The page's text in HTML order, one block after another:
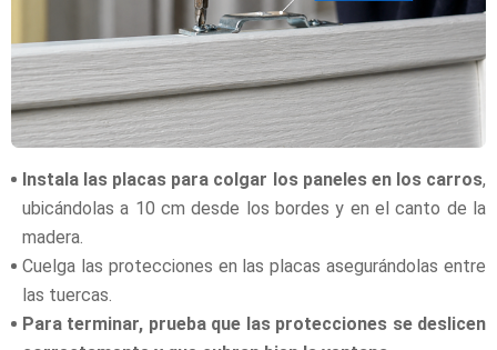
Instala las placas para colgar los paneles en los carros,
ubicándolas a 10 cm desde los bordes y en el canto de la
madera.
Cuelga las protecciones en las placas asegurándolas entre
las tuercas.
Para terminar, prueba que las protecciones se deslicen